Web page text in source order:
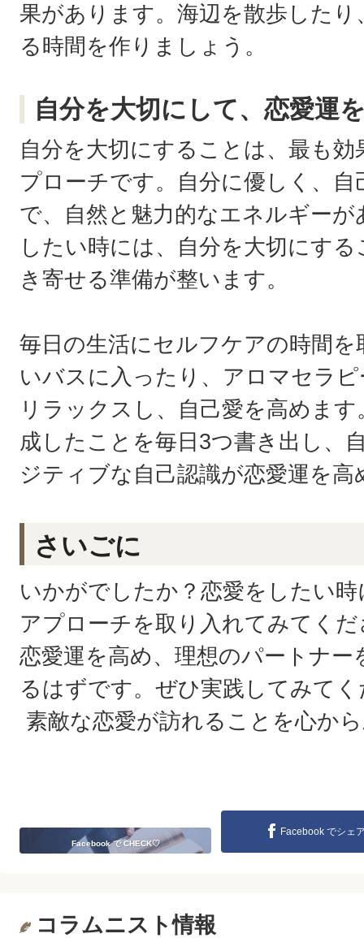
果があります。海辺を散歩した
る時間を作りましょう。
自分を大切にして、恋愛運
自分を大切にすることは、最も
プローチです。自分に優しく、
で、自然と魅力的なエネルギー
したい時には、自分を大切にす
き寄せる準備が整います。
毎日の生活にセルフケアの時間
いバスに入ったり、アロマセラ
リラックスし、自己愛を高めま
成したことを毎日3つ書き出し、
ジティブな自己認識が恋愛運を高
さいごに
いかがでしたか？恋愛をしたい
アプローチを取り入れてみてく
恋愛運を高め、理想のパートナ
るはずです。ぜひ実践してみて
素敵な恋愛が訪れることを心か
Facebook で CHECK♡
Facebook でシェ
コラムニスト情報